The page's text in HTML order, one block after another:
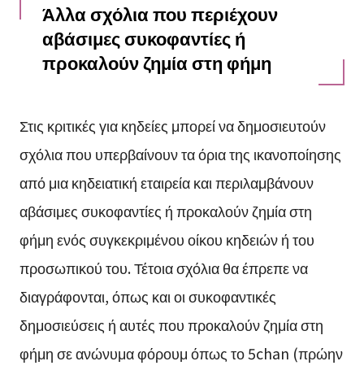
Άλλα σχόλια που περιέχουν
αβάσιμες συκοφαντίες ή
προκαλούν ζημία στη φήμη
Στις κριτικές για κηδείες μπορεί να δημοσιευτούν
σχόλια που υπερβαίνουν τα όρια της ικανοποίησης
από μια κηδειατική εταιρεία και περιλαμβάνουν
αβάσιμες συκοφαντίες ή προκαλούν ζημία στη
φήμη ενός συγκεκριμένου οίκου κηδειών ή του
προσωπικού του. Τέτοια σχόλια θα έπρεπε να
διαγράφονται, όπως και οι συκοφαντικές
δημοσιεύσεις ή αυτές που προκαλούν ζημία στη
φήμη σε ανώνυμα φόρουμ όπως το 5chan (πρώην